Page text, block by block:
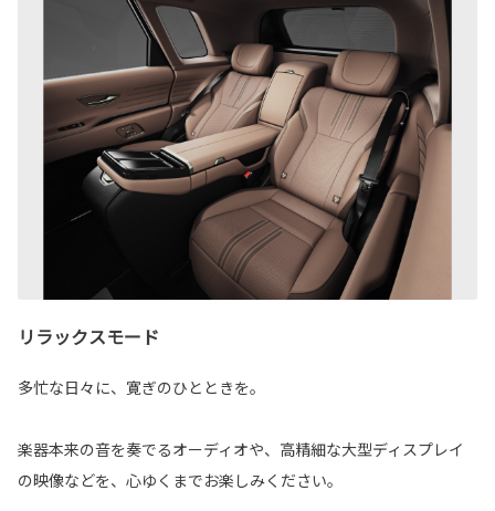
リラックスモード
多忙な日々に、寛ぎのひとときを。
楽器本来の音を奏でるオーディオや、高精細な大型ディスプレイ
の映像などを、心ゆくまでお楽しみください。